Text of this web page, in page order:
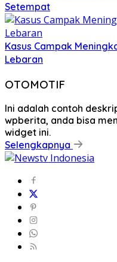
Setempat
Kasus Campak
Lebaran
OTOMOTIF
Ini adalah contoh
wpberita, anda bisa
widget ini.
Selengkapnya